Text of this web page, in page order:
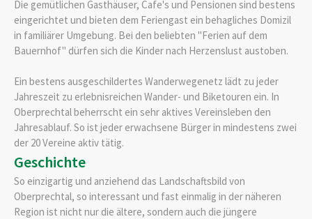
Die gemütlichen Gasthäuser, Cafe's und Pensionen sind bestens
eingerichtet und bieten dem Feriengast ein behagliches Domizil
in familiärer Umgebung. Bei den beliebten "Ferien auf dem
Bauernhof" dürfen sich die Kinder nach Herzenslust austoben.
Ein bestens ausgeschildertes Wanderwegenetz lädt zu jeder
Jahreszeit zu erlebnisreichen Wander- und Biketouren ein. In
Oberprechtal beherrscht ein sehr aktives Vereinsleben den
Jahresablauf. So ist jeder erwachsene Bürger in mindestens zwei
der 20 Vereine aktiv tätig.
Geschichte
So einzigartig und anziehend das Landschaftsbild von
Oberprechtal, so interessant und fast einmalig in der näheren
Region ist nicht nur die ältere, sondern auch die jüngere